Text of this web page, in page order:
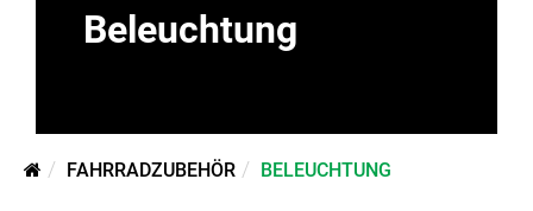
Beleuchtung
FAHRRADZUBEHÖR BELEUCHTUNG